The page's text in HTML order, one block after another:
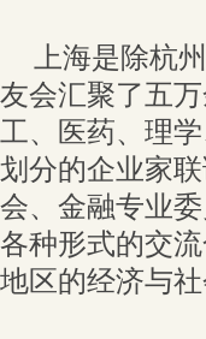
上海是除杭
友会汇聚了五
工、医药、理
划分的企业家
会、金融专业
各种形式的交
地区的经济与社